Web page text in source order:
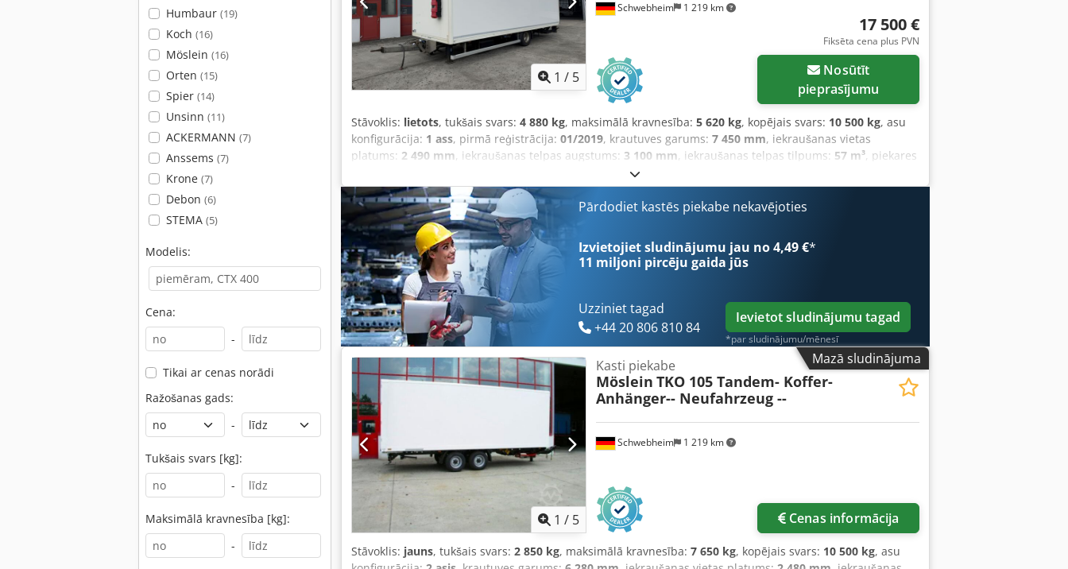
Humbaur (19)
Koch (16)
Möslein (16)
Orten (15)
Spier (14)
Unsinn (11)
ACKERMANN (7)
Anssems (7)
Krone (7)
Debon (6)
STEMA (5)
Modelis:
Cena:
-
Tikai ar cenas norādi
Ražošanas gads:
-
Tukšais svars [kg]:
-
Maksimālā kravnesība [kg]:
-
1 / 5
Schwebheim 1 219 km
17 500 €
Fiksēta cena plus PVN
pieprasījumu
Stāvoklis: lietots, tukšais svars: 4 880 kg, maksimālā kravnesība: 5 620 kg, kopējais svars: 10 500 kg, asu
konfigurācija: 1 ass, pirmā reģistrācija: 01/2019, krautuves garums: 7 450 mm, iekraušanas vietas
platums: 2 490 mm, iekraušanas telpas augstums: 3 100 mm, iekraušanas telpas tilpums: 57 m³, piekares
, krāsa:cits
235 / 75 R 17,5, aizmugurējās riepas izmērs:235 / 75 R 17,5, vadītāja kabīne:cits, emisijas klase:nav,
Aprīkojums:ABS, paceļamais aizmugurējais borts, saspiestā gaisa bremze,
Pārdodiet kastēs piekabe nekavējoties
Izvietojiet sludinājumu jau no 4,49 €*
11 miljoni pircēju gaida jūs
Uzziniet tagad
+44 20 806 810 84
Ievietot sludinājumu tagad
*par sludinājumu/mēnesī
Mazā sludinājuma
1 / 5
Schwebheim 1 219 km
Kasti piekabe
Möslein TKO 105 Tandem- Koffer-
Anhänger-- Neufahrzeug --
Cenas informācija
Stāvoklis: jauns, tukšais svars: 2 850 kg, maksimālā kravnesība: 7 650 kg, kopējais svars: 10 500 kg, asu